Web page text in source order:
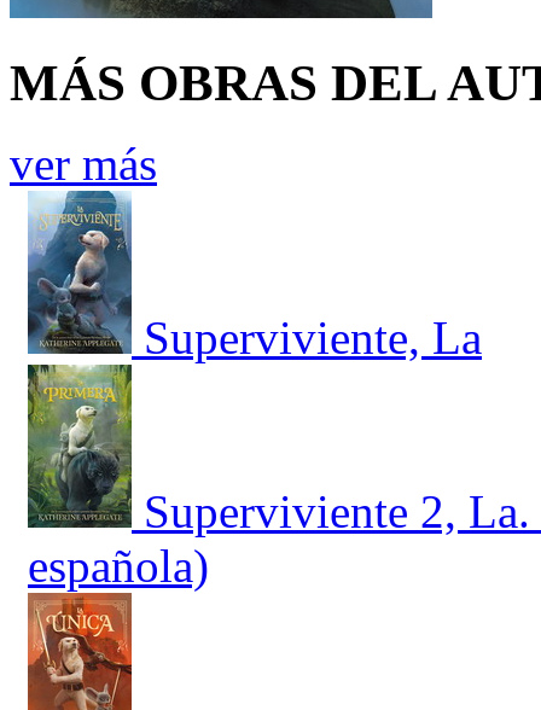
MÁS OBRAS DEL
ver más
Superviviente, La
Superviviente 2,
española)